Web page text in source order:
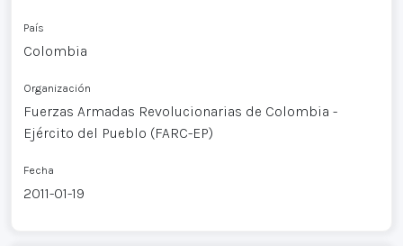
País
Colombia
Organización
Fuerzas Armadas Revolucionarias de Colombia -
Ejército del Pueblo (FARC-EP)
Fecha
2011-01-19